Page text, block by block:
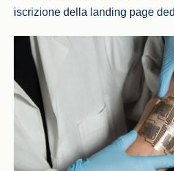
iscrizione della landing page